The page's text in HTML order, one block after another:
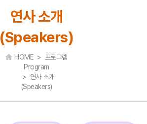
연사 소개
(Speakers)
HOME > 프로그램
Program
> 연사 소개
(Speakers)